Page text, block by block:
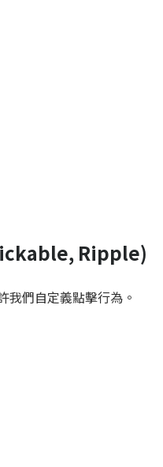
Ripple)
們自定義點擊行為。